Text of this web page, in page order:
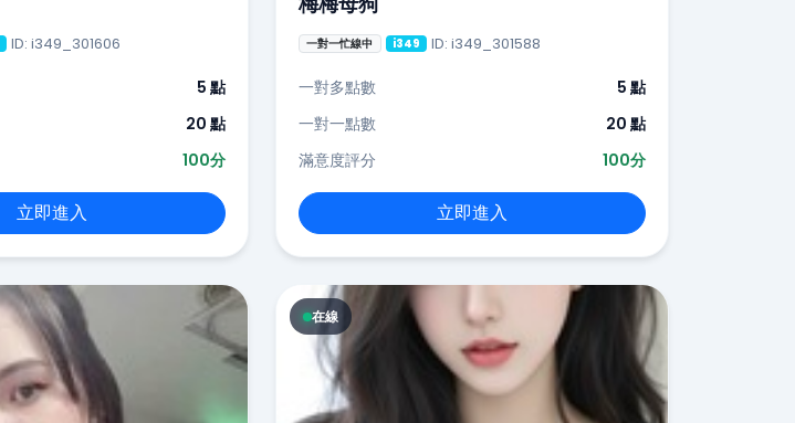
ID: i349_301606
5 點
20 點
100分
立即進入
一對一忙線中 i349 ID: i349_301588
一對多點數
5 點
一對一點數
20 點
滿意度評分
100分
立即進入
在線